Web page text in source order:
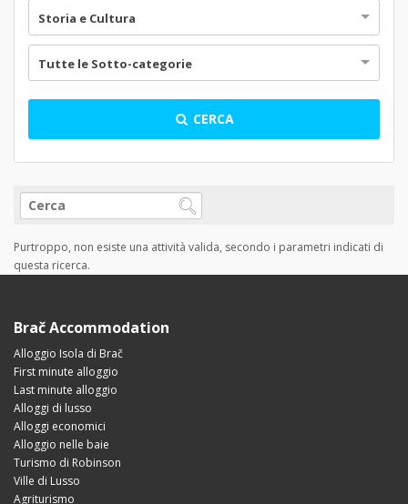
Storia e Cultura
Tutte le Sotto-categorie
CERCA
Purtroppo, non esiste una attività valida, secondo i parametri indicati di
questa ricerca.
Brač Accommodation
Alloggio Isola di Brač
First minute alloggio
Last minute alloggio
Alloggi di lusso
Alloggi economici
Alloggio nelle baie
Turismo di Robinson
Ville di Lusso
Agriturismo